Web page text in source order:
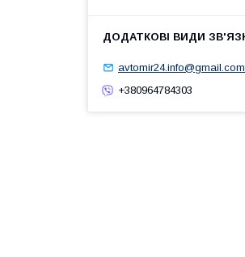
avtomir24.info@gmail.com
+380964784303